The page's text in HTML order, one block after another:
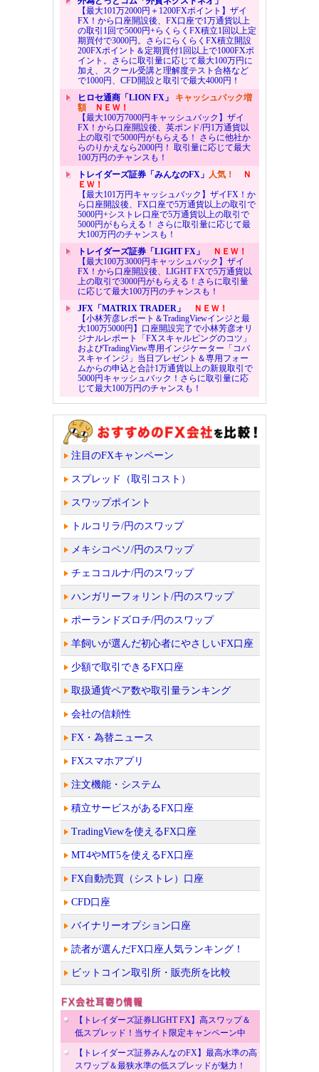
【最大101万2000円＋1200FXポイント】ザイ
FX！から口座開設後、FX口座で1万通貨以上
の取引1回で5000円+らくらくFX積立1回以上定
期買付で3000円。さらにらくらくFX積立開設
200FXポイント＆定期買付1回以上で1000FXポ
イント。さらに取引量に応じて最大100万円に
加え、スクール受講と理解度テスト合格など
で1000円、CFD開設と取引で最大4000円！
ヒロセ通商「LION FX」 キャッシュバック増
額ＮＥＷ！
【最大100万7000円キャッシュバック】ザイ
FX！から口座開設後、英ポンド/円1万通貨以
上の取引で5000円がもらえる！ さらに他社か
らのりかえなら2000円！ 取引量に応じて最大
100万円のチャンスも！
トレイダーズ証券「みんなのFX」 人気！
Ｎ
ＥＷ！
【最大101万円キャッシュバック】ザイFX！か
ら口座開設後、FX口座で5万通貨以上の取引で
5000円+シストレ口座で5万通貨以上の取引で
5000円がもらえる！ さらに取引量に応じて最
大100万円のチャンスも！
トレイダーズ証券「LIGHT FX」
ＮＥＷ！
【最大100万3000円キャッシュバック】ザイ
FX！から口座開設後、LIGHT FXで5万通貨以
上の取引で3000円がもらえる！さらに取引量
に応じて最大100万円のチャンスも！
JFX「MATRIX TRADER」
ＮＥＷ！
【小林芳彦レポート＆TradingViewインジと最
大100万5000円】口座開設完了で小林芳彦オリ
ジナルレポート「FXスキャルピングのコツ」
およびTradingView専用インジケーター「コバ
スキャインジ」当日プレゼント＆専用フォー
ムからの申込と合計1万通貨以上の新規取引で
5000円キャッシュバック！さらに取引量に応
じて最大100万円のチャンスも！
注目のFXキャンペーン
スプレッド（取引コスト）
スワップポイント
トルコリラ/円のスワップ
メキシコペソ/円のスワップ
チェココルナ/円のスワップ
ハンガリーフォリント/円のスワップ
ポーランドズロチ/円のスワップ
羊飼いが選んだ初心者にやさしいFX口座
少額で取引できるFX口座
取扱通貨ペア数や取引量ランキング
会社の信頼性
FX・為替ニュース
FXスマホアプリ
注文機能・システム
積立サービスがあるFX口座
TradingViewを使えるFX口座
MT4やMT5を使えるFX口座
FX自動売買（シストレ）口座
CFD口座
バイナリーオプション口座
読者が選んだFX口座人気ランキング！
ビットコイン取引所・販売所を比較
【トレイダーズ証券LIGHT FX】高スワップ＆
低スプレッド！当サイト限定キャンペーン中
【トレイダーズ証券みんなのFX】最高水準の高
スワップ＆最狭水準の低スプレッドが魅力！